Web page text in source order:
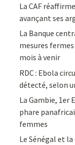
La CAF
avançant ses
La Banque
mesures
mois à venir
RDC : Ebola
détecté, selon
La Gambie,
phare
femmes
Le Sénégal et